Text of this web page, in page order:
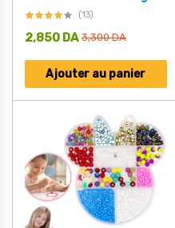
(13)
3,300DA
2,850 DA
Ajouter au panier